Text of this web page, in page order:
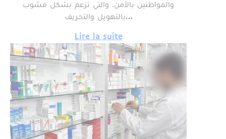
والمواطنين بالأمن، والتي تزعم بشكل مشوب
بالتهويل والتحريف…
Lire la suite